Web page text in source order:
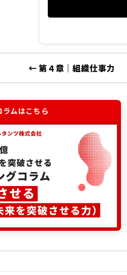
← 第４章｜組織仕事力
ムはこちら